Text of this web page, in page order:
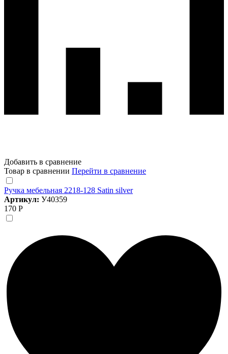
Добавить в сравнение
Товар в сравнении Перейти в сравнение
Ручка мебельная 2218-128 Satin silver
Артикул: У40359
170 Р